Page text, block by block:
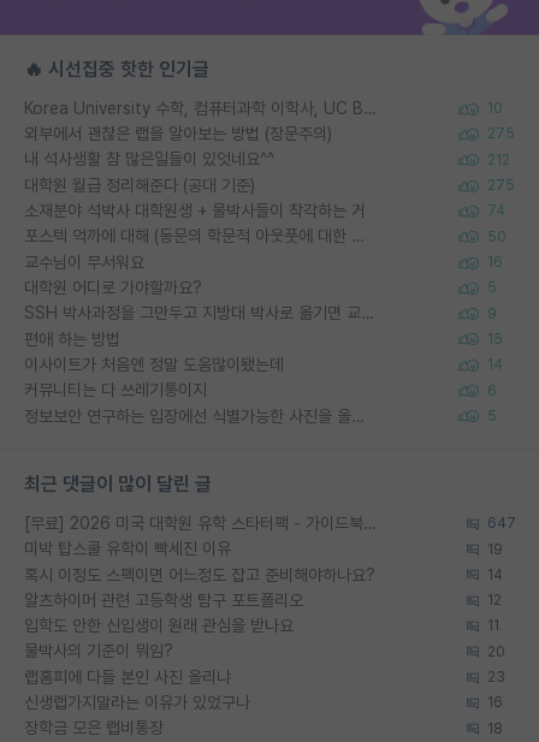
🔥 시선집중 핫한 인기글
Korea University 수학, 컴퓨터과학 이학사, UC Berkeley 산업공학 대학원 공학박사가 되는 것은 쉽지 않겠죠? 10
외부에서 괜찮은 랩을 알아보는 방법 (장문주의) 275
내 석사생활 참 많은일들이 있엇네요^^ 212
대학원 월급 정리해준다 (공대 기준) 275
소재분야 석박사 대학원생 + 물박사들이 착각하는 거 74
포스텍 억까에 대해 (동문의 학문적 아웃풋에 대한 반박) 50
교수님이 무서워요 16
대학원 어디로 가야할까요? 5
SSH 박사과정을 그만두고 지방대 박사로 옮기면 교수의 꿈은 끝일까요? 9
편애 하는 방법 15
이사이트가 처음엔 정말 도움많이됐는데 14
커뮤니티는 다 쓰레기통이지 6
정보보안 연구하는 입장에선 식별가능한 사진을 올리는건 비추이긴함 5
최근 댓글이 많이 달린 글
[무료] 2026 미국 대학원 유학 스타터팩 - 가이드북 & 합격자 컨택메일 템플릿 647
미박 탑스쿨 유학이 빡세진 이유 19
혹시 이정도 스펙이면 어느정도 잡고 준비해야하나요? 14
알츠하이머 관련 고등학생 탐구 포트폴리오 12
입학도 안한 신입생이 원래 관심을 받나요 11
물박사의 기준이 뭐임? 20
랩홈피에 다들 본인 사진 올리냐 23
신생랩가지말라는 이유가 있었구나 16
장학금 모은 랩비통장 18